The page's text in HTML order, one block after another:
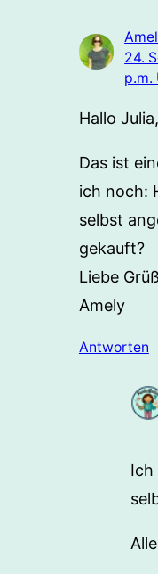
24.
p.m.
Hallo Julia,
Das ist
ich noch:
selbst
gekauft?
Liebe
Amely
Antworten
Ich